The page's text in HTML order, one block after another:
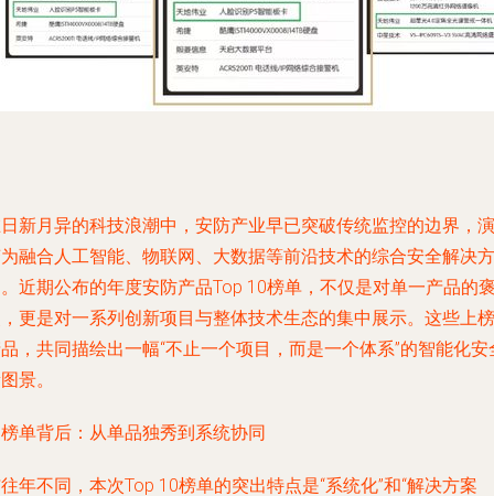
新月异的科技浪潮中，安防产业早已突破传统监控的边界，演
融合人工智能、物联网、大数据等前沿技术的综合安全解决方
近期公布的年度安防产品Top 10榜单，不仅是对单一产品的
更是对一系列创新项目与整体技术生态的集中展示。这些上榜
，共同描绘出一幅“不止一个项目，而是一个体系”的智能化安
景。
单背后：从单品独秀到系统协同
年不同，本次Top 10榜单的突出特点是“系统化”和“解决方案